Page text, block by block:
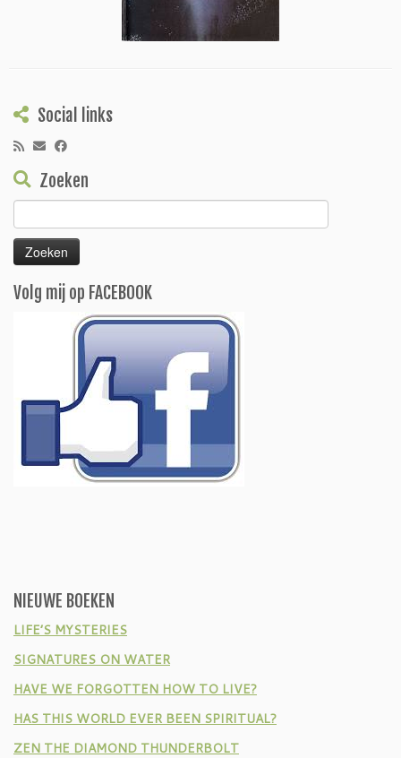
Social links
Zoeken
naar:
Volg mij op FACEBOOK
NIEUWE BOEKEN
LIFE’S MYSTERIES
SIGNATURES ON WATER
HAVE WE FORGOTTEN HOW TO LIVE?
HAS THIS WORLD EVER BEEN SPIRITUAL?
ZEN THE DIAMOND THUNDERBOLT